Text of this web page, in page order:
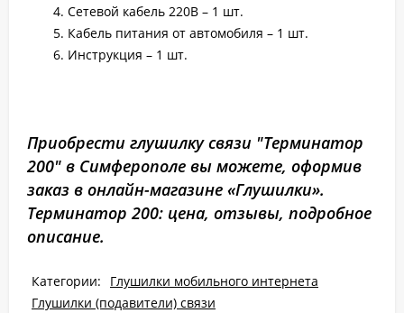
Сетевой кабель 220В – 1 шт.
Кабель питания от автомобиля – 1 шт.
Инструкция – 1 шт.
Приобрести глушилку связи "Терминатор
200" в Симферополе вы можете, оформив
заказ в онлайн-магазине «Глушилки».
Терминатор 200: цена, отзывы, подробное
описание.
Категории:
Глушилки мобильного интернета
Глушилки (подавители) связи